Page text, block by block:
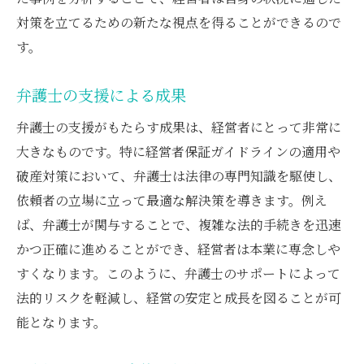
対策を立てるための新たな視点を得ることができるので
す。
弁護士の支援による成果
弁護士の支援がもたらす成果は、経営者にとって非常に
大きなものです。特に経営者保証ガイドラインの適用や
破産対策において、弁護士は法律の専門知識を駆使し、
依頼者の立場に立って最適な解決策を導きます。例え
ば、弁護士が関与することで、複雑な法的手続きを迅速
かつ正確に進めることができ、経営者は本業に専念しや
すくなります。このように、弁護士のサポートによって
法的リスクを軽減し、経営の安定と成長を図ることが可
能となります。